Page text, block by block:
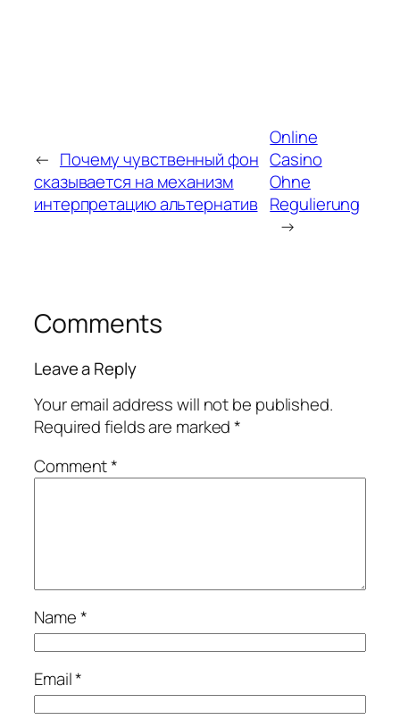
← Почему чувственный фон
сказывается на механизм
интерпретацию альтернатив
Online
Casino
Ohne
Regulierung
→
Comments
Leave a Reply
Your email address will not be published.
Required fields are marked*
Comment*
Name*
Email*